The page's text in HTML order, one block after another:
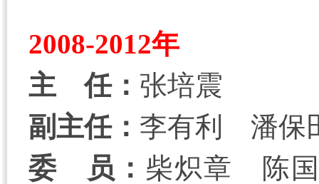
2008-2012年
主 任： 张培震
副主任： 李有利 潘保
委 员： 柴炽章 陈